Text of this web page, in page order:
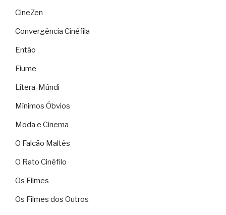
CineZen
Convergência Cinéfila
Então
Fiume
Lítera-Múndi
Mínimos Óbvios
Moda e Cinema
O Falcão Maltês
O Rato Cinéfilo
Os Filmes
Os Filmes dos Outros